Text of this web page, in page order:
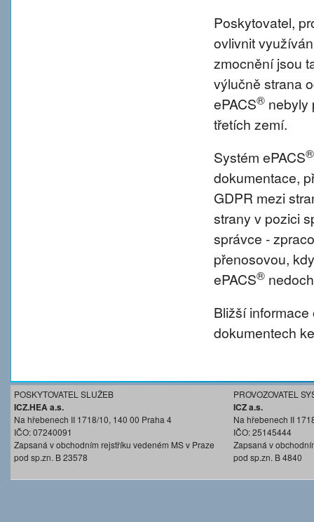
Poskytovatel,
ovlivnit
zmocnění jsou
výlučně strana
ePACS® nebyly
třetích zemí.
Systém ePACS®
dokumentace,
GDPR mezi
strany v pozici
správce -
přenosovou,
ePACS®
Bližší
dokumentech
POSKYTOVATEL SLUŽEB
ICZ.HEA a.s.
Na hřebenech II 1718/10, 140 00 Praha 4
IČO: 07240091
Zapsaná v obchodním rejstříku vedeném MS v Praze
pod sp.zn. B 23578
PROVOZOVATEL
ICZ a.s.
Na hřebenech II
IČO: 25145444
Zapsaná v
pod sp.zn. B 4840